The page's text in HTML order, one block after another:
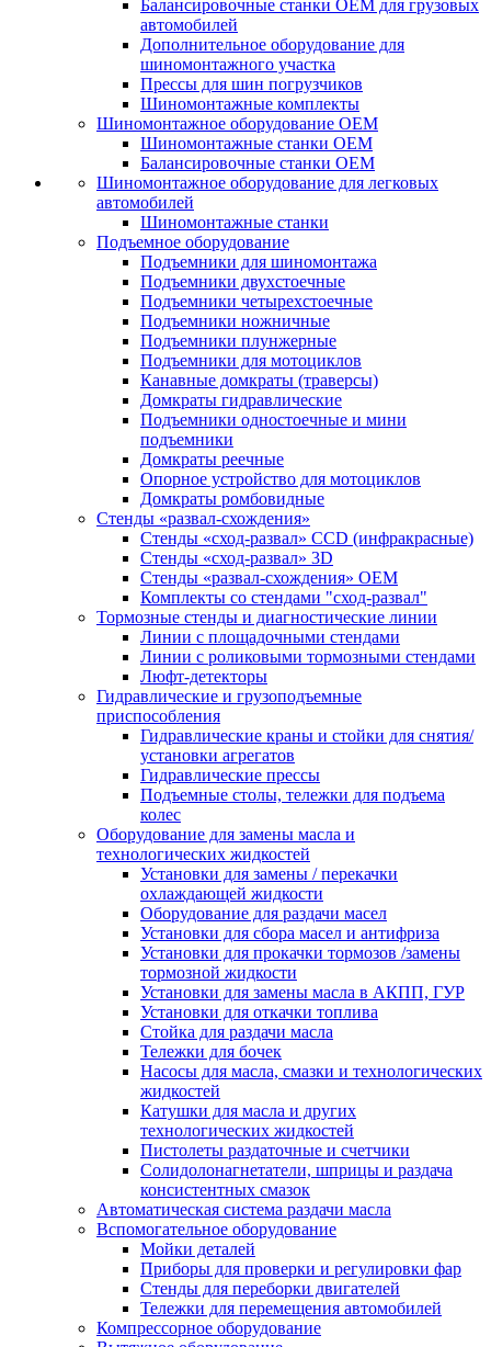
Балансировочные станки ОЕМ для грузовых
автомобилей
Дополнительное оборудование для
шиномонтажного участка
Прессы для шин погрузчиков
Шиномонтажные комплекты
Шиномонтажное оборудование ОЕМ
Шиномонтажные станки ОЕМ
Балансировочные станки ОЕМ
Шиномонтажное оборудование для легковых
автомобилей
Шиномонтажные станки
Подъемное оборудование
Подъемники для шиномонтажа
Подъемники двухстоечные
Подъемники четырехстоечные
Подъемники ножничные
Подъемники плунжерные
Подъемники для мотоциклов
Канавные домкраты (траверсы)
Домкраты гидравлические
Подъемники одностоечные и мини
подъемники
Домкраты реечные
Опорное устройство для мотоциклов
Домкраты ромбовидные
Стенды «развал-схождения»
Стенды «сход-развал» CCD (инфракрасные)
Стенды «сход-развал» 3D
Стенды «развал-схождения» ОЕМ
Комплекты со стендами "сход-развал"
Тормозные стенды и диагностические линии
Линии с площадочными стендами
Линии с роликовыми тормозными стендами
Люфт-детекторы
Гидравлические и грузоподъемные
приспособления
Гидравлические краны и стойки для снятия/
установки агрегатов
Гидравлические прессы
Подъемные столы, тележки для подъема
колес
Оборудование для замены масла и
технологических жидкостей
Установки для замены / перекачки
охлаждающей жидкости
Оборудование для раздачи масел
Установки для сбора масел и антифриза
Установки для прокачки тормозов /замены
тормозной жидкости
Установки для замены масла в АКПП, ГУР
Установки для откачки топлива
Стойка для раздачи масла
Тележки для бочек
Насосы для масла, смазки и технологических
жидкостей
Катушки для масла и других
технологических жидкостей
Пистолеты раздаточные и счетчики
Солидолонагнетатели, шприцы и раздача
консистентных смазок
Автоматическая система раздачи масла
Вспомогательное оборудование
Мойки деталей
Приборы для проверки и регулировки фар
Стенды для переборки двигателей
Тележки для перемещения автомобилей
Компрессорное оборудование